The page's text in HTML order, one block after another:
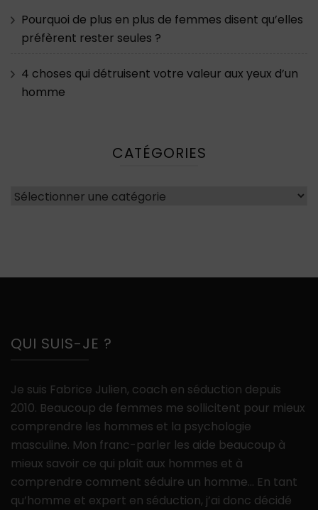
Pourquoi de plus en plus de femmes disent qu’elles
préfèrent rester seules ?
4 choses qui détruisent votre valeur aux yeux d’un
homme
CATÉGORIES
Catégories
QUI SUIS-JE ?
Je suis Fabrice Julien, coach en séduction depuis
2010. Beaucoup de femmes me sollicitent pour mieux
comprendre les hommes et la psychologie
masculine. Mon franc-parler les aide beaucoup à
mieux savoir ce qui plaît aux hommes et à
comprendre comment séduire un homme… En tant
qu’homme et expert en séduction, j’ai donc décidé